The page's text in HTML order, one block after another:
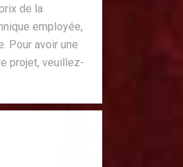
de la
employée,
Pour avoir une
projet, veuillez-